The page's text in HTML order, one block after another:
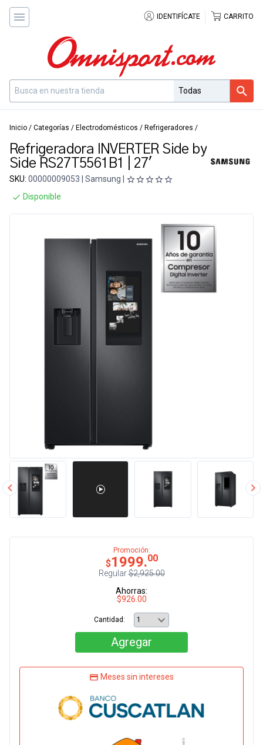
IDENTIFÍCATE CARRITO
Inicio / Categorías / Electrodomésticos / Refrigeradores /
Refrigeradora INVERTER Side by
Side RS27T5561B1 | 27'
SKU: 00000009053 | Samsung |
Disponible
Promoción:
$1999.00
Regular$2,925.00
Ahorras:
$926.00
Cantidad:
Agregar
Meses sin intereses